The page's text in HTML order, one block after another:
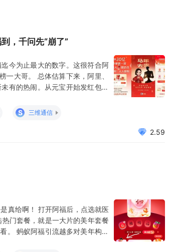
，千问先“崩了”
今为止最大的数字。这很符合阿
一大哥。 总体估算下来，阿里、
有的热闹。从元宝开始发红包，
留下来什么？如果答案只有存在
S 三维通信
2.59
真给啊！ 打开阿福后，点选就医
门套餐，就是一大片的美年套餐
。 蚂蚁阿福引流越多对美年构成